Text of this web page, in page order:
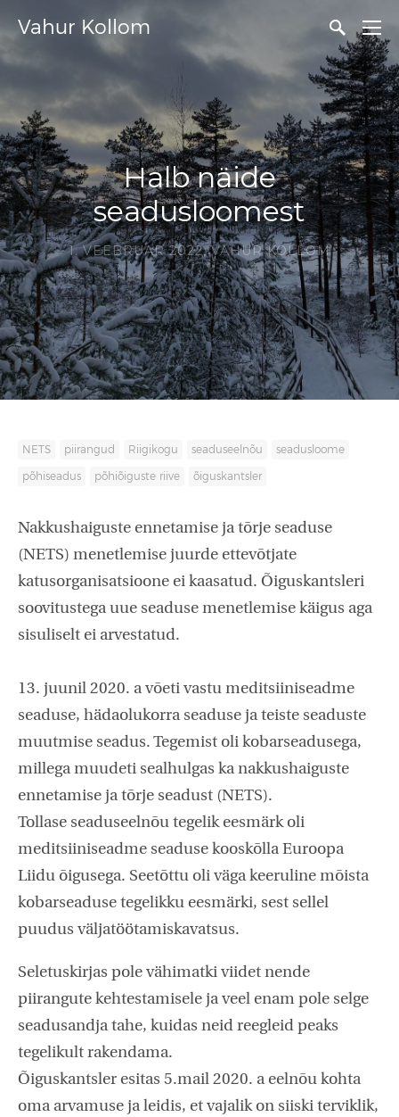
Vahur Kollom
Halb näide
seadusloomest
1. VEEBRUAR 2022,VAHUR KOLLOM
NETS piirangud Riigikogu seaduseelnõu seadusloome
põhiseadus põhiõiguste riive õiguskantsler
Nakkushaiguste ennetamise ja tõrje seaduse
(NETS) menetlemise juurde ettevõtjate
katusorganisatsioone ei kaasatud. Õiguskantsleri
soovitustega uue seaduse menetlemise käigus aga
sisuliselt ei arvestatud.
13. juunil 2020. a võeti vastu meditsiiniseadme
seaduse, hädaolukorra seaduse ja teiste seaduste
muutmise seadus. Tegemist oli kobarseadusega,
millega muudeti sealhulgas ka nakkushaiguste
ennetamise ja tõrje seadust (NETS).
Tollase seaduseelnõu tegelik eesmärk oli
meditsiiniseadme seaduse kooskõlla Euroopa
Liidu õigusega. Seetõttu oli väga keeruline mõista
kobarseaduse tegelikku eesmärki, sest sellel
puudus väljatöötamiskavatsus.
Seletuskirjas pole vähimatki viidet nende
piirangute kehtestamisele ja veel enam pole selge
seadusandja tahe, kuidas neid reegleid peaks
tegelikult rakendama.
Õiguskantsler esitas 5.mail 2020. a eelnõu kohta
oma arvamuse ja leidis, et vajalik on siiski terviklik,